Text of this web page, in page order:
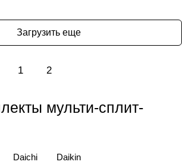
Загрузить еще
1 2
мульти-сплит-
Daichi Daikin